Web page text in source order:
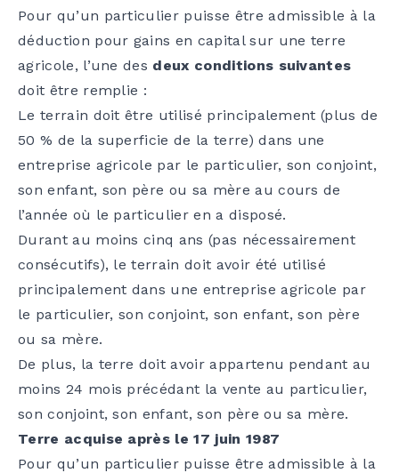
Pour qu’un particulier puisse être admissible à la
déduction pour gains en capital sur une terre
agricole, l’une des deux conditions suivantes
doit être remplie :
Le terrain doit être utilisé principalement (plus de
50 % de la superficie de la terre) dans une
entreprise agricole par le particulier, son conjoint,
son enfant, son père ou sa mère au cours de
l’année où le particulier en a disposé.
Durant au moins cinq ans (pas nécessairement
consécutifs), le terrain doit avoir été utilisé
principalement dans une entreprise agricole par
le particulier, son conjoint, son enfant, son père
ou sa mère.
De plus, la terre doit avoir appartenu pendant au
moins 24 mois précédant la vente au particulier,
son conjoint, son enfant, son père ou sa mère.
Terre acquise après le 17 juin 1987
Pour qu’un particulier puisse être admissible à la